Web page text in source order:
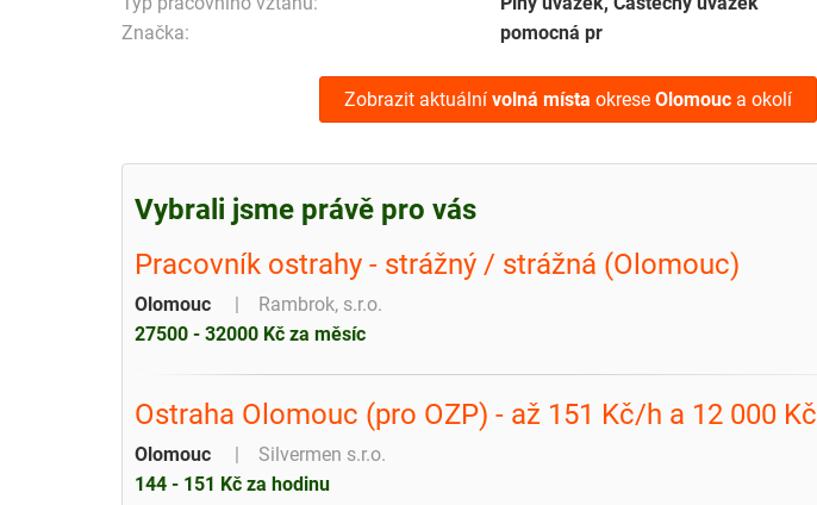
Značka:
pomocná pr
Zobrazit aktuální volná místa okrese Olomouc a okolí
Vybrali jsme právě pro vás
Pracovník ostrahy - strážný / strážná (Olomouc)
Olomouc
Rambrok, s.r.o.
27500 - 32000 Kč za měsíc
Ostraha Olomouc (pro OZP) - až 151 Kč/h a 12 000 Kč
Olomouc
Silvermen s.r.o.
144 - 151 Kč za hodinu